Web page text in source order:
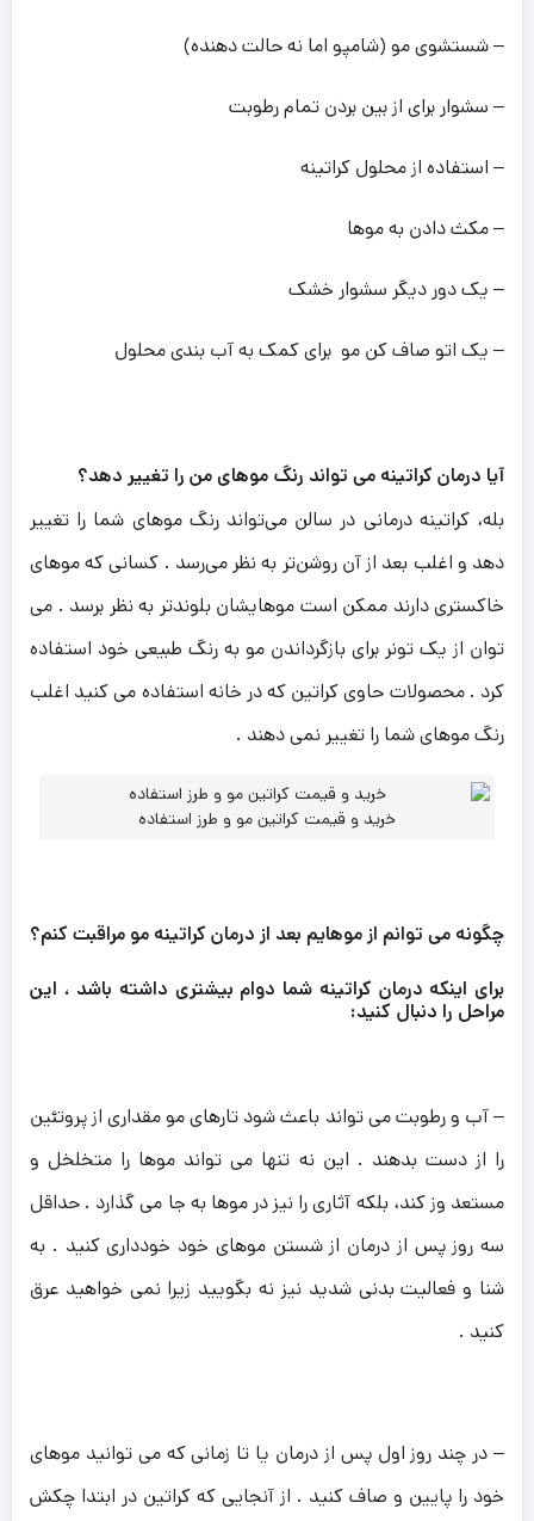
– شستشوی مو (شامپو اما نه حالت دهنده)
– سشوار برای از بین بردن تمام رطوبت
– استفاده از محلول کراتینه
– مکث دادن به موها
– یک دور دیگر سشوار خشک
– یک اتو صاف کن مو برای کمک به آب بندی محلول
آیا درمان کراتینه می تواند رنگ موهای من را تغییر دهد؟
بله، کراتینه درمانی در سالن می‌تواند رنگ موهای شما را تغییر
دهد و اغلب بعد از آن روشن‌تر به نظر می‌رسد . کسانی که موهای
خاکستری دارند ممکن است موهایشان بلوندتر به نظر برسد . می
توان از یک تونر برای بازگرداندن مو به رنگ طبیعی خود استفاده
کرد . محصولات حاوی کراتین که در خانه استفاده می کنید اغلب
رنگ موهای شما را تغییر نمی دهند .
خرید و قیمت کراتین مو و طرز استفاده
چگونه می توانم از موهایم بعد از درمان کراتینه مو مراقبت کنم؟
برای اینکه درمان کراتینه شما دوام بیشتری داشته باشد ، این
مراحل را دنبال کنید:
– آب و رطوبت می تواند باعث شود تارهای مو مقداری از پروتئین
را از دست بدهند . این نه تنها می تواند موها را متخلخل و
مستعد وز کند، بلکه آثاری را نیز در موها به جا می گذارد . حداقل
سه روز پس از درمان از شستن موهای خود خودداری کنید . به
شنا و فعالیت بدنی شدید نیز نه بگویید زیرا نمی خواهید عرق
کنید .
– در چند روز اول پس از درمان یا تا زمانی که می توانید موهای
خود را پایین و صاف کنید . از آنجایی که کراتین در ابتدا چکش